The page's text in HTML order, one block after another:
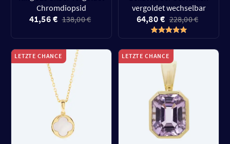
Chromdiopsid
41,56 € 138,00 €
vergoldet wechselbar
64,80 € 228,00 €
LETZTE CHANCE LETZTE CHANCE